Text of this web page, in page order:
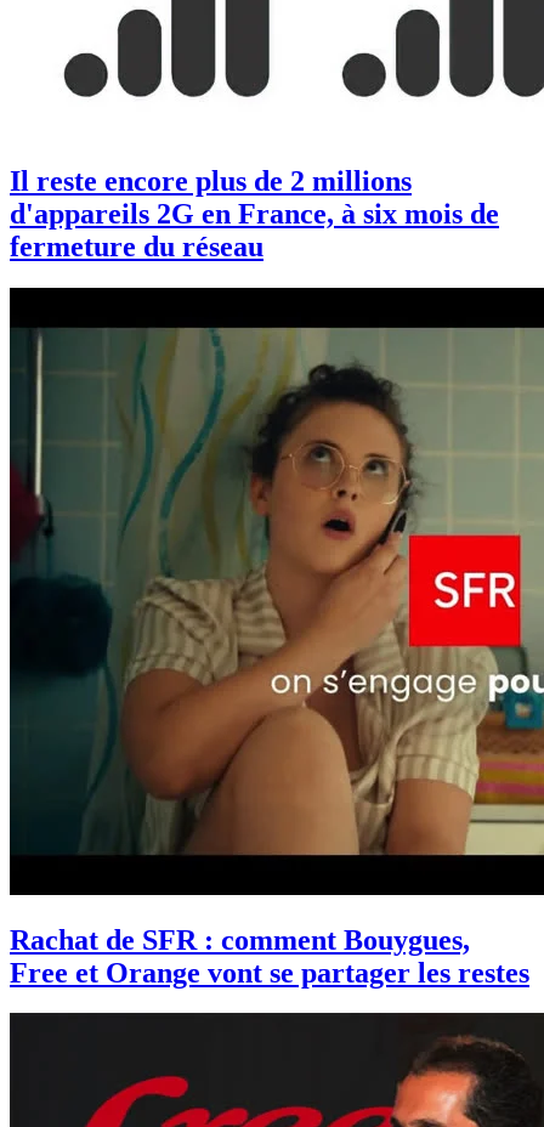
Il reste encore plus de 2 millions
d'appareils 2G en France, à six mois de
fermeture du réseau
Rachat de SFR : comment Bouygues,
Free et Orange vont se partager les restes